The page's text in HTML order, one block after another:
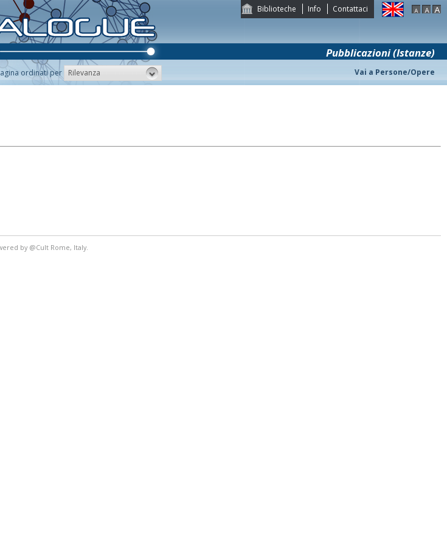
Biblioteche Info Contattaci
Pubblicazioni (Istanze)
ordinati per Rilevanza Vai a Persone/Opere
by @Cult Rome, Italy.